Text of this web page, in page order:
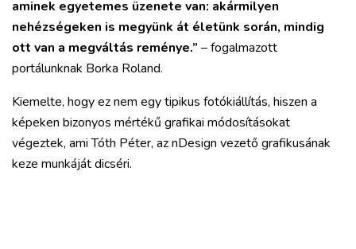
aminek egyetemes üzenete van: akármilyen
nehézségeken is megyünk át életünk során, mindig
ott van a megváltás reménye.” – fogalmazott
portálunknak Borka Roland.
Kiemelte, hogy ez nem egy tipikus fotókiállítás, hiszen a
képeken bizonyos mértékű grafikai módosításokat
végeztek, ami Tóth Péter, az nDesign vezető grafikusának
keze munkáját dicséri.